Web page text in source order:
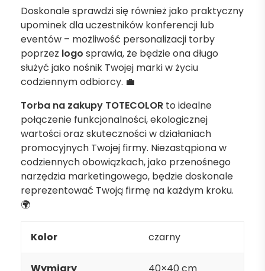
Doskonale sprawdzi się również jako praktyczny
upominek dla uczestników konferencji lub
eventów – możliwość personalizacji torby
poprzez logo sprawia, że będzie ona długo
służyć jako nośnik Twojej marki w życiu
codziennym odbiorcy. 💼
Torba na zakupy TOTECOLOR to idealne
połączenie funkcjonalności, ekologicznej
wartości oraz skuteczności w działaniach
promocyjnych Twojej firmy. Niezastąpiona w
codziennych obowiązkach, jako przenośnego
narzędzia marketingowego, będzie doskonale
reprezentować Twoją firmę na każdym kroku.
🌍
Kolor czarny